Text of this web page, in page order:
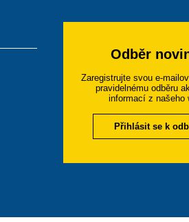
Odběr
Zaregistrujte svou e-
pravidelnému odběru
informací z našeho
Přihlásit se k